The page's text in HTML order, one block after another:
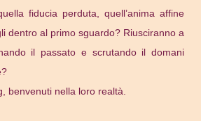
fiducia perduta, quell’anima affine
dentro al primo sguardo? Riusciranno a
il passato e scrutando il domani
benvenuti nella loro realtà.